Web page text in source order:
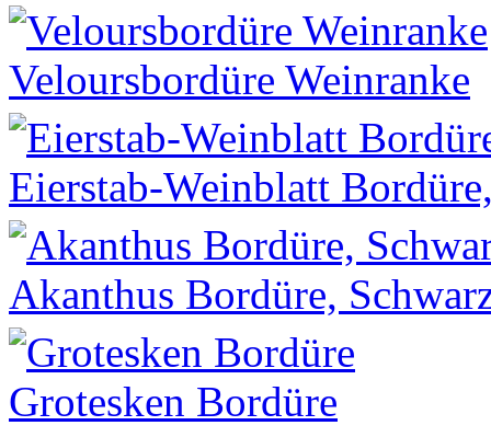
Veloursbordüre Weinranke
Eierstab-Weinblatt
Akanthus Bordüre,
Grotesken Bordüre